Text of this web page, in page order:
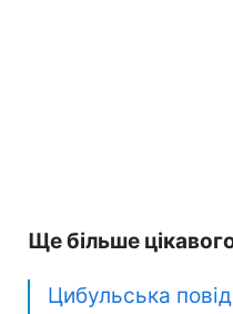
Ще більше
Цибульська